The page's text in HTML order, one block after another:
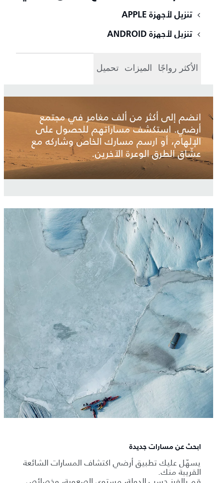
تنزيل لأجهزة APPLE
تنزيل لأجهزة ANDROID
الأكثر رواجًا الميزات تحميل
انضم إلى أكثر من ألف مغامر في مجتمع
أرضي. استكشف مساراتهم للحصول على
الإلهام، أو ارسم مسارك الخاص وشاركه مع
عشّاق الطرق الوعرة الآخرين.
ابحث عن مسارات جديدة
يسهّل عليك تطبيق أرضي اكتشاف المسارات الشائعة
القريبة منك.